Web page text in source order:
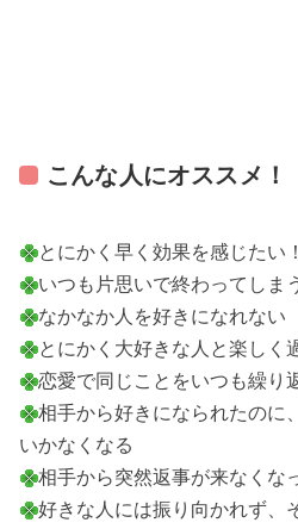
こんな人にオススメ！
とにかく早く効果を感じたい！
いつも片思いで終わってしま
なかなか人を好きになれない
とにかく大好きな人と楽しく
恋愛で同じことをいつも繰り
相手から好きになられたのに
いかなくなる
相手から突然返事が来なくな
好きな人には振り向かれず、